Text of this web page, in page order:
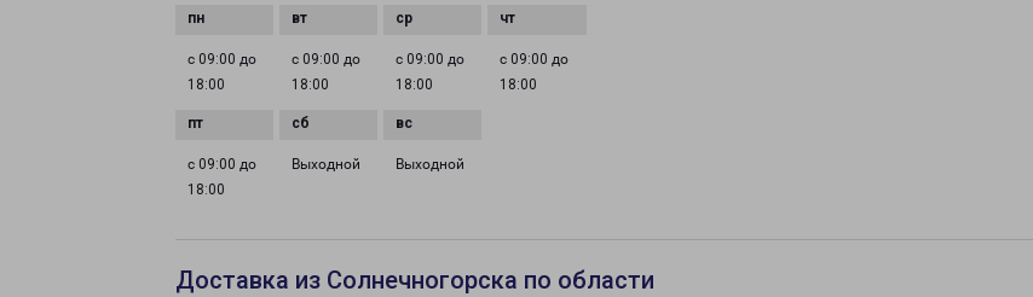
с 09:00 до
18:00
с 09:00 до
18:00
с 09:00 до
18:00
с 09:00 до
18:00
с 09:00 до
18:00
Выходной Выходной
Доставка из Солнечногорска по области